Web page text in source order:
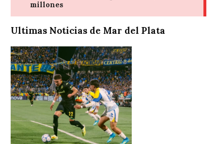
Ultimas Noticias de Mar del Plata